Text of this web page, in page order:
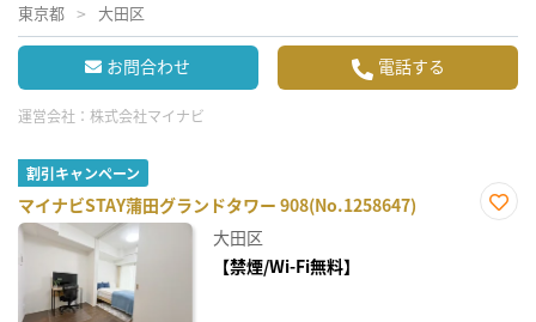
東京都 大田区
お問合わせ 電話する
運営会社： 株式会社マイナビ
割引キャンペーン
マイナビSTAY蒲田グランドタワー 908(No.1258647)
大田区
【禁煙/Wi-Fi無料】